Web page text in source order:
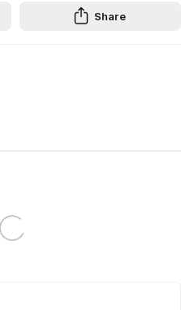
Share